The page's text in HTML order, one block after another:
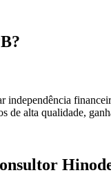
independência
de alta qualidade,